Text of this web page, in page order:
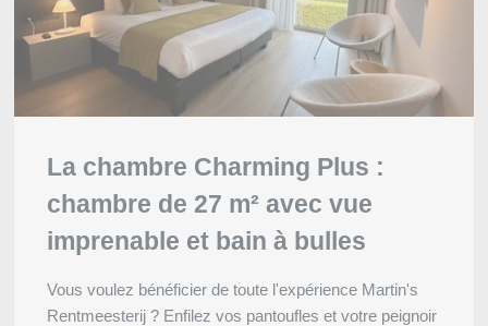
La chambre Charming Plus :
chambre de 27 m² avec vue
imprenable et bain à bulles
Vous voulez bénéficier de toute l'expérience Martin's
Rentmeesterij ? Enfilez vos pantoufles et votre peignoir